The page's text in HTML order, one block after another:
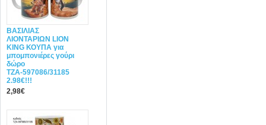
ΒΑΣΙΛΙΑΣ
ΛΙΟΝΤΑΡΙΩΝ LION
KING ΚΟΥΠΑ για
μπομπονιέρες γούρι
δώρο
ΤΖΑ-597086/31185
2.98€!!!
2,98€